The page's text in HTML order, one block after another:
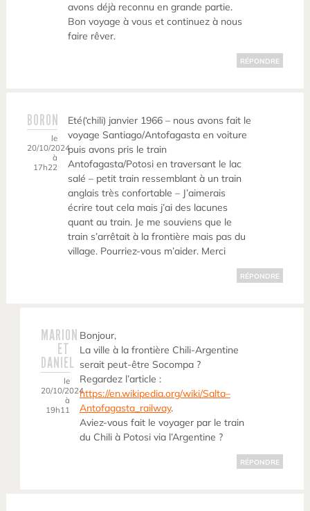
avons déjà reconnu en grande partie.
Bon voyage à vous et continuez à nous
faire rêver.
RÉPONDRE
BORON
le
20/10/2024
à
17h22
Eté(‘chili) janvier 1966 – nous avons fait le
voyage Santiago/Antofagasta en voiture
puis avons pris le train
Antofagasta/Potosi en traversant le lac
salé – petit train ressemblant à un train
anglais très confortable – J’aimerais
écrire tout cela mais j’ai des lacunes
quant au train. Je me souviens que le
train s’arrêtait à la frontière mais pas du
village. Pourriez-vous m’aider. Merci
RÉPONDRE
MARION
ET
DANIEL
le
20/10/2024
à
19h11
Bonjour,
La ville à la frontière Chili-Argentine
serait peut-être Socompa ?
Regardez l’article :
https://en.wikipedia.org/wiki/Salta–
Antofagasta_railway.
Aviez-vous fait le voyager par le train
du Chili à Potosi via l’Argentine ?
RÉPONDRE